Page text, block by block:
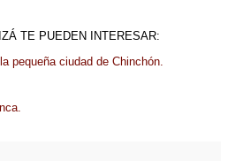
TE PUEDEN INTERESAR:
pequeña ciudad de Chinchón.